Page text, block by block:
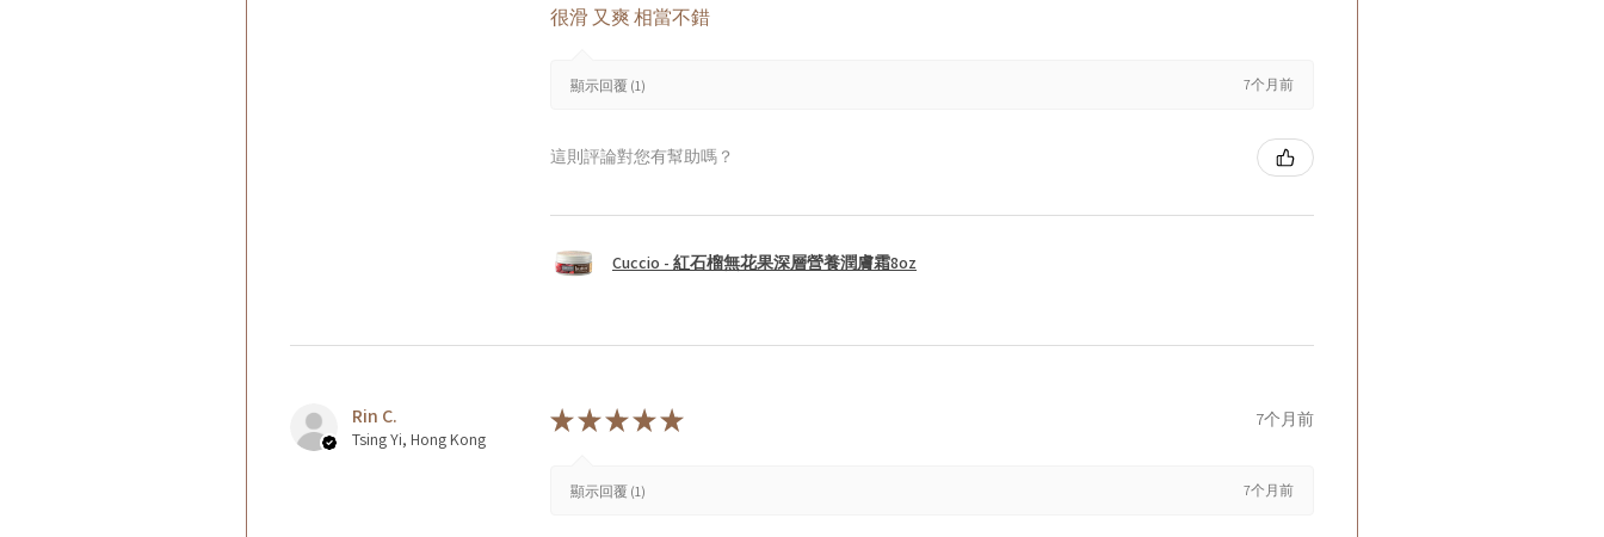
很滑 又爽 相當不錯
顯示回覆 (1) 7个月前
這則評論對您有幫助嗎？
Cuccio - 紅石榴無花果深層營養潤膚霜8oz
Rin C.
Tsing Yi, Hong Kong
★★★★★ 7个月前
顯示回覆 (1) 7个月前